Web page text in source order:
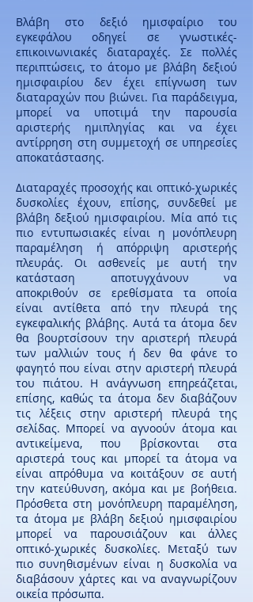
Βλάβη στο δεξιό ημισφαίριο του
εγκεφάλου οδηγεί σε γνωστικές-
επικοινωνιακές διαταραχές. Σε πολλές
περιπτώσεις, το άτομο με βλάβη δεξιού
ημισφαιρίου δεν έχει επίγνωση των
διαταραχών που βιώνει. Για παράδειγμα,
μπορεί να υποτιμά την παρουσία
αριστερής ημιπληγίας και να έχει
αντίρρηση στη συμμετοχή σε υπηρεσίες
αποκατάστασης.
Διαταραχές προσοχής και οπτικό-χωρικές
δυσκολίες έχουν, επίσης, συνδεθεί με
βλάβη δεξιού ημισφαιρίου. Μία από τις
πιο εντυπωσιακές είναι η μονόπλευρη
παραμέληση ή απόρριψη αριστερής
πλευράς. Οι ασθενείς με αυτή την
κατάσταση αποτυγχάνουν να
αποκριθούν σε ερεθίσματα τα οποία
είναι αντίθετα από την πλευρά της
εγκεφαλικής βλάβης. Αυτά τα άτομα δεν
θα βουρτσίσουν την αριστερή πλευρά
των μαλλιών τους ή δεν θα φάνε το
φαγητό που είναι στην αριστερή πλευρά
του πιάτου. Η ανάγνωση επηρεάζεται,
επίσης, καθώς τα άτομα δεν διαβάζουν
τις λέξεις στην αριστερή πλευρά της
σελίδας. Μπορεί να αγνοούν άτομα και
αντικείμενα, που βρίσκονται στα
αριστερά τους και μπορεί τα άτομα να
είναι απρόθυμα να κοιτάξουν σε αυτή
την κατεύθυνση, ακόμα και με βοήθεια.
Πρόσθετα στη μονόπλευρη παραμέληση,
τα άτομα με βλάβη δεξιού ημισφαιρίου
μπορεί να παρουσιάζουν και άλλες
οπτικό-χωρικές δυσκολίες. Μεταξύ των
πιο συνηθισμένων είναι η δυσκολία να
διαβάσουν χάρτες και να αναγνωρίζουν
οικεία πρόσωπα.